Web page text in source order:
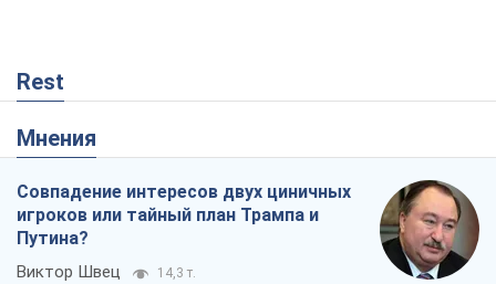
Rest
Мнения
Совпадение интересов двух циничных
игроков или тайный план Трампа и
Путина?
Виктор Швец 14,3 т.